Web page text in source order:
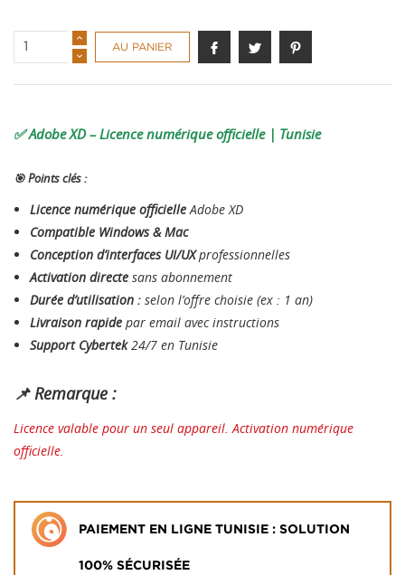
AU PANIER
✅ Adobe XD – Licence numérique officielle | Tunisie
🎯 Points clés :
Licence numérique officielleAdobe XD
Compatible Windows & Mac
Conception d’interfaces UI/UXprofessionnelles
Activation directe sans abonnement
Durée d’utilisation : selon l’offre choisie (ex : 1 an)
Livraison rapide par email avec instructions
Support Cybertek24/7 en Tunisie
📌 Remarque :
Licence valable pour un seul appareil. Activation numérique
officielle.
PAIEMENT EN LIGNE TUNISIE : SOLUTION
100% SÉCURISÉE